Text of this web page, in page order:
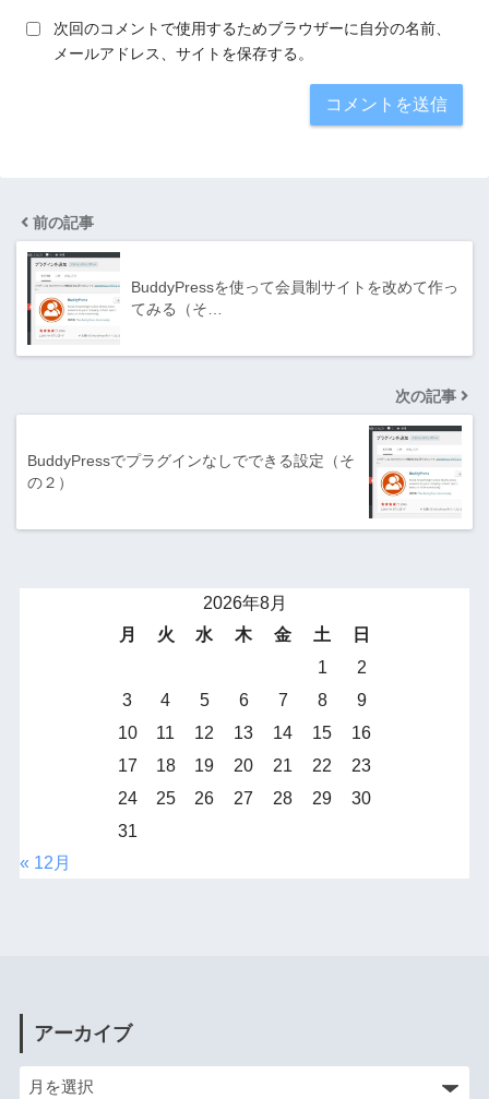
次回のコメントで使用するためブラウザーに自分の名前、
メールアドレス、サイトを保存する。
前の記事
BuddyPressを使って会員制サイトを改めて作っ
てみる（そ…
次の記事
BuddyPressでプラグインなしでできる設定（そ
の２）
2026年8月
月
火 水 木 金 土
日
1
2
3
4 5 6 7 8
9
10
11 12 13 14 15
16
17
18 19 20 21 22
23
24
25 26 27 28 29
30
31
« 12月
アーカイブ